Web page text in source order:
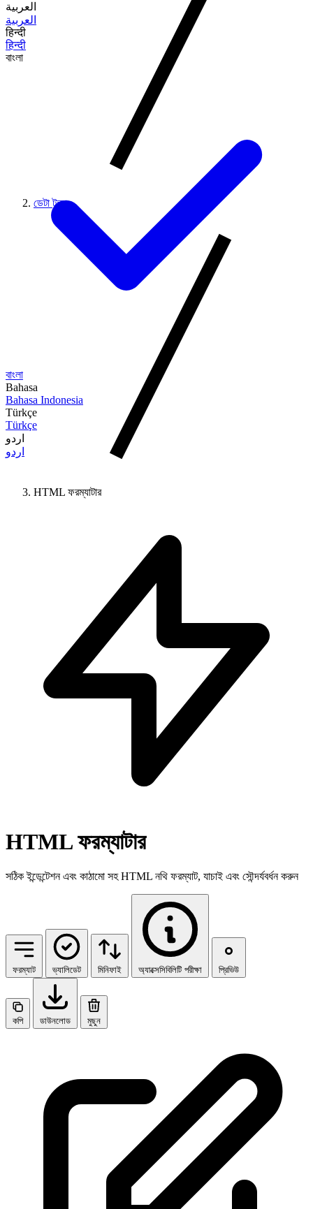
العربية
العربية
हिन्दी
हिन्दी
বাংলা
বাংলা
Bahasa
Bahasa Indonesia
Türkçe
Türkçe
اردو
اردو
ডেটা টুলস
HTML ফরম্যাটার
HTML ফরম্যাটার
সঠিক ইন্ডেন্টেশন এবং কাঠামো সহ HTML নথি ফরম্যাট, যাচাই এবং সৌন্দর্যবর্ধন করুন
ফরম্যাট ভ্যালিডেট মিনিফাই অ্যাক্সেসিবিলিটি পরীক্ষা প্রিভিউ
কপি ডাউনলোড মুছুন